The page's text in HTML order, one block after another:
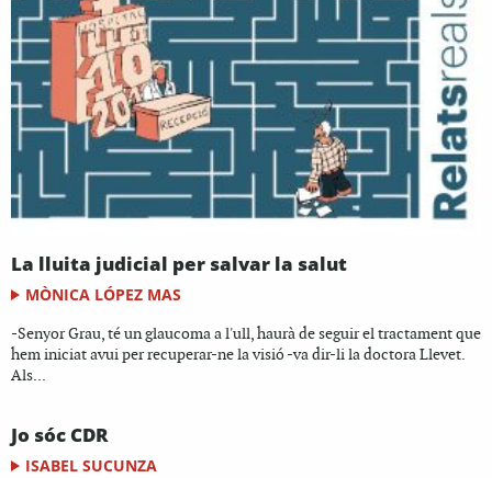
La lluita judicial per salvar la salut
MÒNICA LÓPEZ MAS
-Senyor Grau, té un glaucoma a l'ull, haurà de seguir el tractament que
hem iniciat avui per recuperar-ne la visió -va dir-li la doctora Llevet.
Als...
Jo sóc CDR
ISABEL SUCUNZA